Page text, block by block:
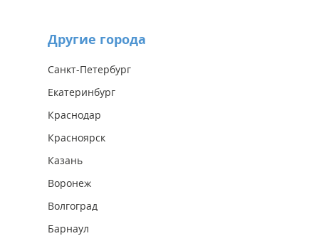
Другие города
Санкт-Петербург
Екатеринбург
Краснодар
Красноярск
Казань
Воронеж
Волгоград
Барнаул